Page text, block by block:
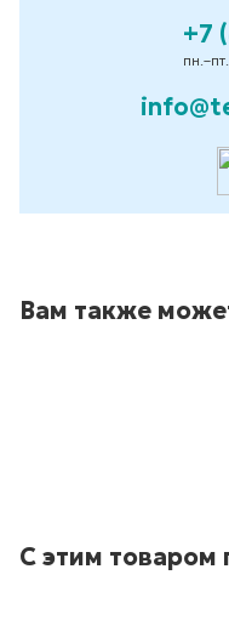
+7
Вам также
С этим товаром